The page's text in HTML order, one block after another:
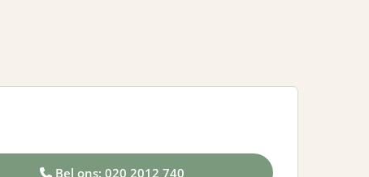
Bel ons: 020 2012 740